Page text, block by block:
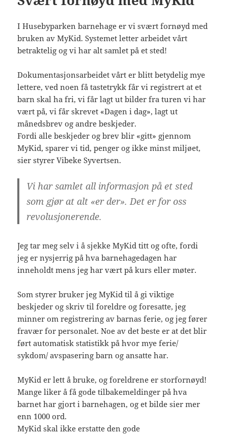
I Husebyparken barnehage er vi svært fornøyd med
bruken av MyKid. Systemet letter arbeidet vårt
betraktelig og vi har alt samlet på et sted!
Dokumentasjonsarbeidet vårt er blitt betydelig mye
lettere, ved noen få tastetrykk får vi registrert at et
barn skal ha fri, vi får lagt ut bilder fra turen vi har
vært på, vi får skrevet «Dagen i dag», lagt ut
månedsbrev og andre beskjeder.
Fordi alle beskjeder og brev blir «gitt» gjennom
MyKid, sparer vi tid, penger og ikke minst miljøet,
sier styrer Vibeke Syvertsen.
Vi har samlet all informasjon på et sted
som gjør at alt «er der». Det er for oss
revolusjonerende.
Jeg tar meg selv i å sjekke MyKid titt og ofte, fordi
jeg er nysjerrig på hva barnehagedagen har
inneholdt mens jeg har vært på kurs eller møter.
Som styrer bruker jeg MyKid til å gi viktige
beskjeder og skriv til foreldre og foresatte, jeg
minner om registrering av barnas ferie, og jeg fører
fravær for personalet. Noe av det beste er at det blir
ført automatisk statistikk på hvor mye ferie/
sykdom/ avspasering barn og ansatte har.
MyKid er lett å bruke, og foreldrene er storfornøyd!
Mange liker å få gode tilbakemeldinger på hva
barnet har gjort i barnehagen, og et bilde sier mer
enn 1000 ord.
MyKid skal ikke erstatte den gode